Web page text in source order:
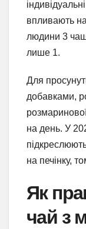
впливають
людини 3
лише 1.
Для
добавками,
на день. У
на печінку,
Як
чай з